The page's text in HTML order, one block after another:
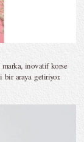
marka, inovatif korse
bir araya getiriyor.